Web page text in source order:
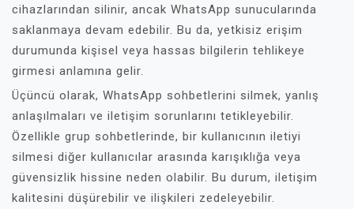
cihazlarından silinir, ancak WhatsApp sunucularında
saklanmaya devam edebilir. Bu da, yetkisiz erişim
durumunda kişisel veya hassas bilgilerin tehlikeye
girmesi anlamına gelir.
Üçüncü olarak, WhatsApp sohbetlerini silmek, yanlış
anlaşılmaları ve iletişim sorunlarını tetikleyebilir.
Özellikle grup sohbetlerinde, bir kullanıcının iletiyi
silmesi diğer kullanıcılar arasında karışıklığa veya
güvensizlik hissine neden olabilir. Bu durum, iletişim
kalitesini düşürebilir ve ilişkileri zedeleyebilir.